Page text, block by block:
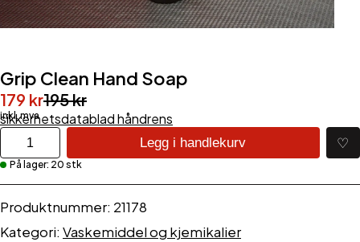
Grip Clean Hand Soap
195kr
Opprinnelig
pris
var:
195 kr.
179 kr
Nåværende
pris
179 kr.
sikkerhetsdatablad håndrens
Grip
Clean
Hand
Soap
antall
Legg i handlekurv ♡
På lager: 20 stk
Produktnummer: 21178
Kategori:Vaskemiddel og kjemikalier